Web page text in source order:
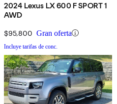
2024 Lexus LX 600 F SPORT 1
AWD
$95,800 Gran oferta
Incluye tarifas de conc.